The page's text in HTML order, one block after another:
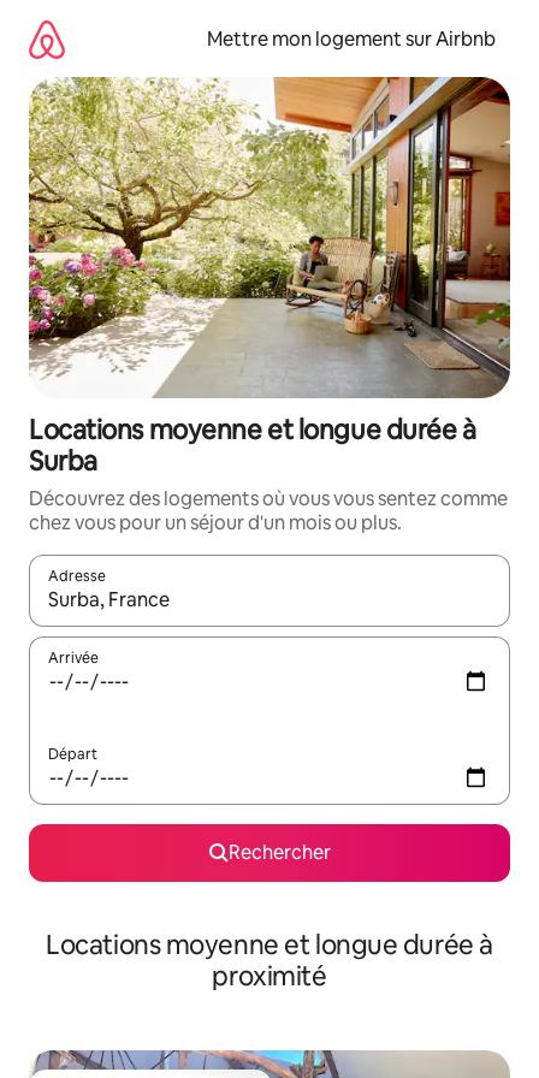
directement
contenu
Mettre mon logement sur Airbnb
Locations moyenne et longue durée à
Surba
Découvrez des logements où vous vous sentez comme
chez vous pour un séjour d'un mois ou plus.
Adresse
Lorsque les résultats s'affichent, utilisez les flèches vers le
Arrivée
Départ
Rechercher
Locations moyenne et longue durée à
proximité